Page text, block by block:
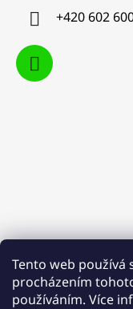
Tento web používá
procházením
používáním. Více
+420 602